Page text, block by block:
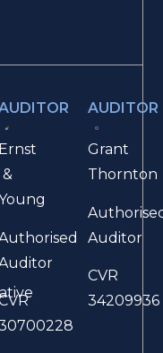
Ernst
&
AUDITOR
Grant
Thornton
Auditor
CVR
34209936